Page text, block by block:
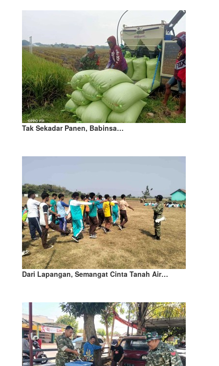
Tak Sekadar Panen, Babinsa…
Dari Lapangan, Semangat Cinta Tanah Air…